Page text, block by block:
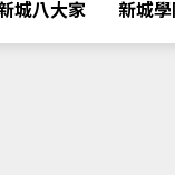
城八大家 新城